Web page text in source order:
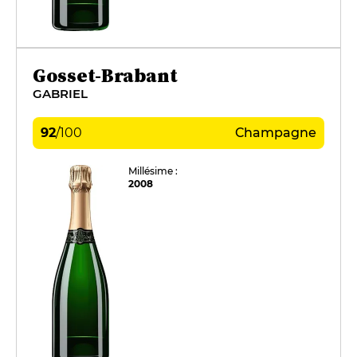
Gosset-Brabant
GABRIEL
92/100 Champagne
Millésime :
2008